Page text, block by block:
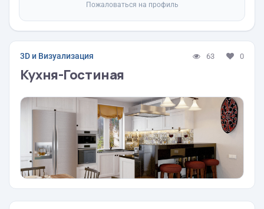
Пожаловаться на профиль
3D и Визуализация 63 0
Кухня-Гостиная